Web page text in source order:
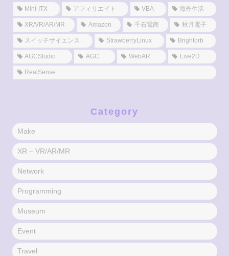
Mini-ITX アフィリエイト VBA 海外生活
XR/VR/AR/MR Amazon 千石電商 秋月電子
スイッチサイエンス StrawberryLinux Brightorb
AGCStudio AGC WebAR Live2D
RealSense
Category
Make
XR – VR/AR/MR
Network
Programming
Museum
Event
Travel